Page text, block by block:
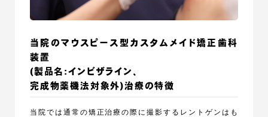
当院のマウスピース型カスタムメイド矯正歯科
装置
(製品名:インビザライン、
完成物薬機法対象外)治療の特徴
当院では通常の矯正治療の際に撮影するレントゲンはも